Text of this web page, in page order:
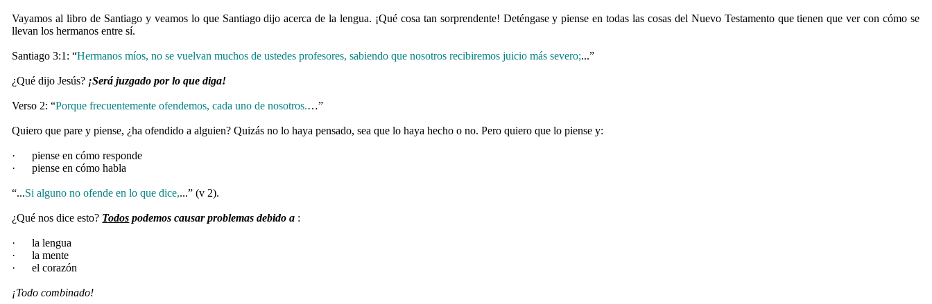
Vayamos al libro de Santiago y veamos lo que Santiago dijo acerca de la lengua. ¡Qué cosa tan sorprendente! Deténgase y piense en todas las cosas del Nuevo Testamento que tienen que ver con cómo se
llevan los hermanos entre sí.
Santiago 3:1: “Hermanos míos, no se vuelvan muchos de ustedes profesores, sabiendo que nosotros recibiremos juicio más severo;...”
¿Qué dijo Jesús? ¡Será juzgado por lo que diga!
Verso 2: “Porque frecuentemente ofendemos, cada uno de nosotros.…”
Quiero que pare y piense, ¿ha ofendido a alguien? Quizás no lo haya pensado, sea que lo haya hecho o no. Pero quiero que lo piense y:
·
piense en cómo responde
·
piense en cómo habla
“...Si alguno no ofende en lo que dice,...” (v 2).
¿Qué nos dice esto? Todos podemos causar problemas debido a :
·
la lengua
·
la mente
·
el corazón
¡Todo combinado!